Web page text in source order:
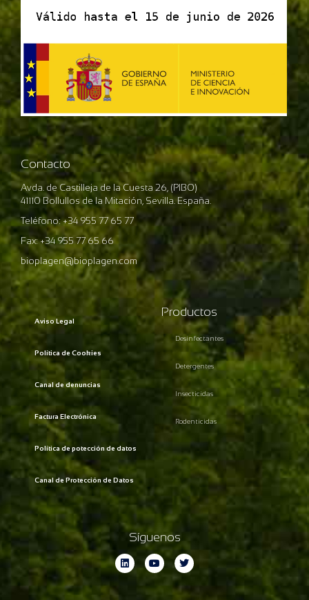
Contacto
Avda. de Castilleja de la Cuesta 26, (PIBO)
41110 Bollullos de la Mitación, Sevilla. España.
Teléfono: +34 955 77 65 77
Fax: +34 955 77 65 66
bioplagen@bioplagen.com
Aviso Legal
Política de Cookies
Canal de denuncias
Factura Electrónica
Política de potección de datos
Canal de Protección de Datos
Productos
Desinfectantes
Detergentes
Insecticidas
Rodenticidas
Síguenos